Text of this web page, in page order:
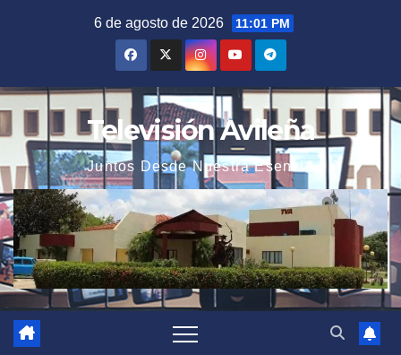
6 de agosto de 2026 11:01 PM
Televisión Avileña
Juntos Desde Nuestra Esencia